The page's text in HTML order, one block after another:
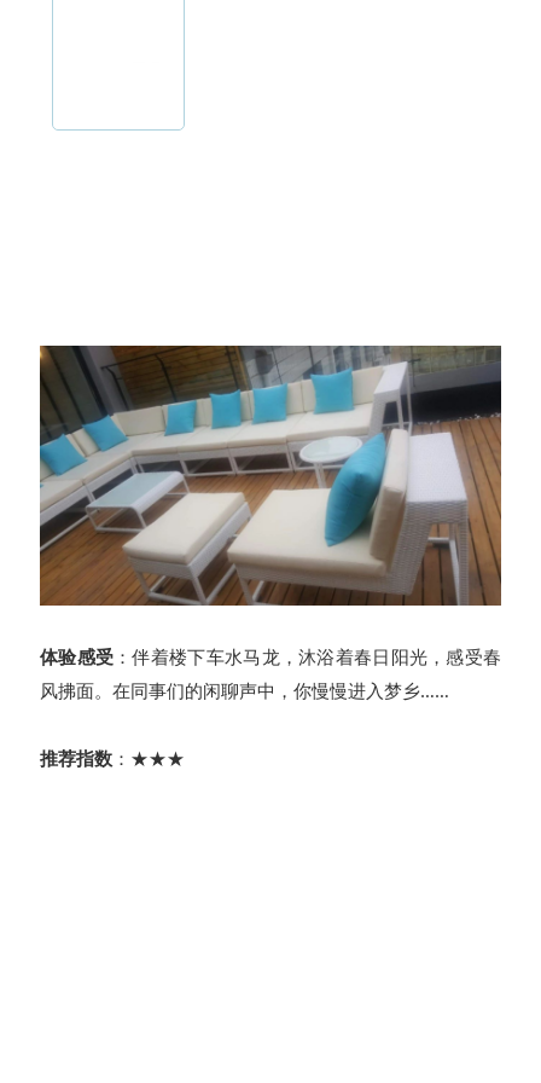
体验感受 ：伴着楼下车水马龙，沐浴着春日阳光，感受春
风拂面。在同事们的闲聊声中，你慢慢进入梦乡……
推荐指数：★★★